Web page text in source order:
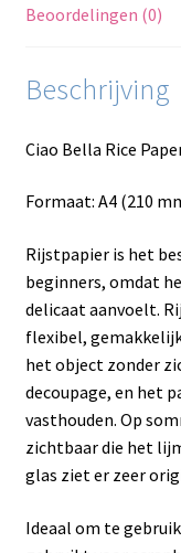
Beoordelingen (0)
Beschrijving
Ciao Bella Rice
Formaat: A4 (210
Rijstpapier is het
beginners, omdat
delicaat aanvoelt.
flexibel,
het object zonder
decoupage, en het
vasthouden. Op
zichtbaar die het
glas ziet er zeer
Ideaal om te